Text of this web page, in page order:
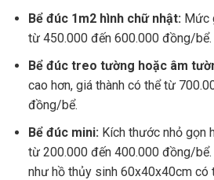
Bể đúc 1m2 hình chữ nhật: Mức
từ 450.000 đến 600.000 đồng/bể.
Bể đúc treo tường hoặc âm
cao hơn, giá thành có thể từ
đồng/bể.
Bể đúc mini: Kích thước nhỏ gọn
từ 200.000 đến 400.000 đồng/
như hồ thủy sinh 60x40x40cm có